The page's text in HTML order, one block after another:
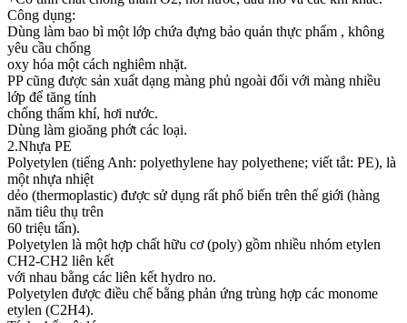
Công dụng:
Dùng làm bao bì một lớp chứa đựng bảo quản thực phẩm , không
yêu cầu chống
oxy hóa một cách nghiêm nhặt.
PP cũng được sản xuất dạng màng phủ ngoài đối với màng nhiều
lớp để tăng tính
chống thấm khí, hơi nước.
Dùng làm gioăng phớt các loại.
2.Nhựa PE
Polyetylen (tiếng Anh: polyethylene hay polyethene; viết tắt: PE), là
một nhựa nhiệt
dẻo (thermoplastic) được sử dụng rất phổ biến trên thế giới (hàng
năm tiêu thụ trên
60 triệu tấn).
Polyetylen là một hợp chất hữu cơ (poly) gồm nhiều nhóm etylen
CH2-CH2 liên kết
với nhau bằng các liên kết hydro no.
Polyetylen được điều chế bằng phản ứng trùng hợp các monome
etylen (C2H4).